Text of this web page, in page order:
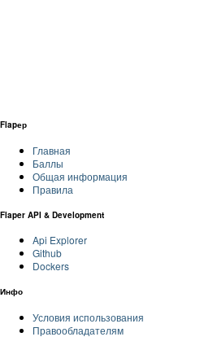
Flapер
Главная
Баллы
Общая информация
Правила
Flaper API & Development
Api Explorer
Github
Dockers
Инфо
Условия использования
Правообладателям